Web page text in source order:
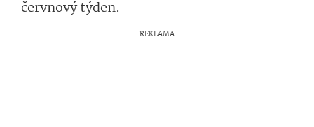
červnový týden.